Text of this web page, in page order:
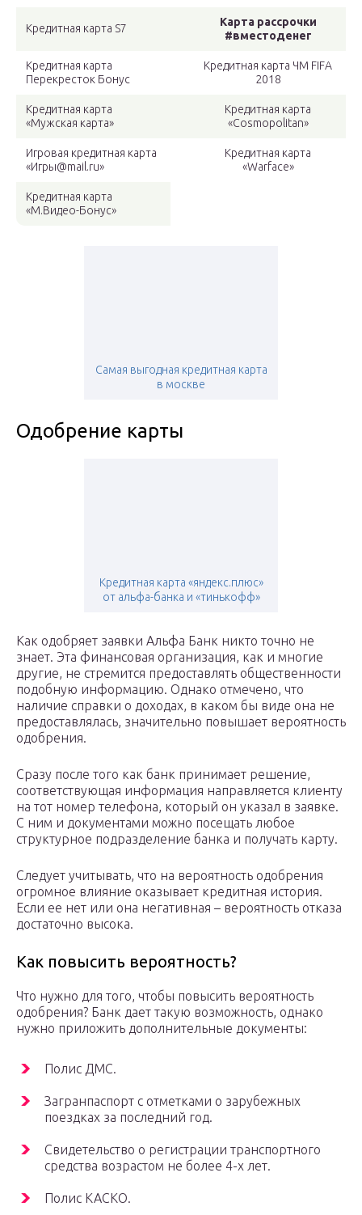
Кредитная карта S7
Карта рассрочки
#вместоденег
Кредитная карта
Перекресток Бонус
Кредитная карта ЧМ FIFA
2018
Кредитная карта
«Мужская карта»
Кредитная карта
«Cosmopolitan»
Игровая кредитная карта
«Игры@mail.ru»
Кредитная карта
«Warface»
Кредитная карта
«М.Видео-Бонус»
Самая выгодная кредитная карта
в москве
Одобрение карты
Кредитная карта «яндекс.плюс»
от альфа-банка и «тинькофф»
Как одобряет заявки Альфа Банк никто точно не
знает. Эта финансовая организация, как и многие
другие, не стремится предоставлять общественности
подобную информацию. Однако отмечено, что
наличие справки о доходах, в каком бы виде она не
предоставлялась, значительно повышает вероятность
одобрения.
Сразу после того как банк принимает решение,
соответствующая информация направляется клиенту
на тот номер телефона, который он указал в заявке.
С ним и документами можно посещать любое
структурное подразделение банка и получать карту.
Следует учитывать, что на вероятность одобрения
огромное влияние оказывает кредитная история.
Если ее нет или она негативная – вероятность отказа
достаточно высока.
Как повысить вероятность?
Что нужно для того, чтобы повысить вероятность
одобрения? Банк дает такую возможность, однако
нужно приложить дополнительные документы:
Полис ДМС.
Загранпаспорт с отметками о зарубежных
поездках за последний год.
Свидетельство о регистрации транспортного
средства возрастом не более 4-х лет.
Полис КАСКО.